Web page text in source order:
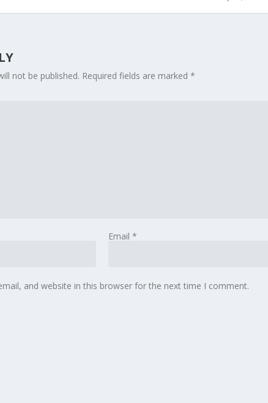
not be published. Required fields are marked*
Email *
and website in this browser for the next time I comment.